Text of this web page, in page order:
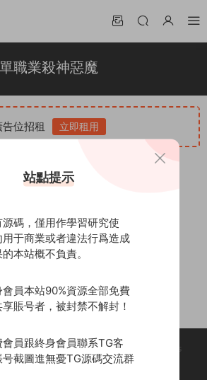
單職業殺神惡魔
告位招租 立即租用
業殺神
務端+時
統+多大
30
- 無憂源碼 & Wuyuanma.Com Theme. All rights
reserved
站點提示
碼，僅用作學習研究使
用于商業或者違法行爲造成
本站概不負責。
會員本站90%資源全部免費
賬号者，被封禁不解封！
員跟終身會員聯系TG客
号截圖進無憂TG源碼交流群